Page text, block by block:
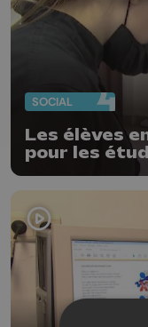
SOCIAL
Les élèves
pour les